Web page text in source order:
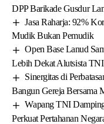
DPP Barikade Gusdur
Jasa Raharja: 92%
Mudik Bukan Pemudik
Open Base Lanud
Lebih Dekat Alutsista
Sinergitas di
Bangun Gereja Bersama
Wapang TNI
Perkuat Pertahanan